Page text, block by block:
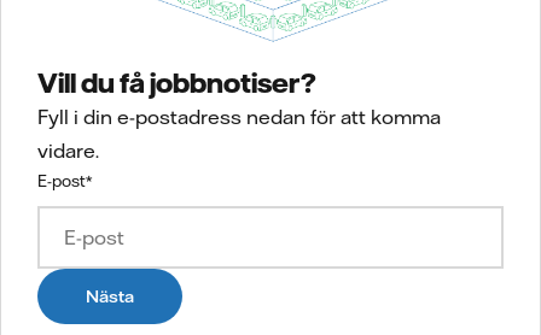
Vill du få jobbnotiser?
Fyll i din e-postadress nedan för att komma
vidare.
E-post*
Nästa